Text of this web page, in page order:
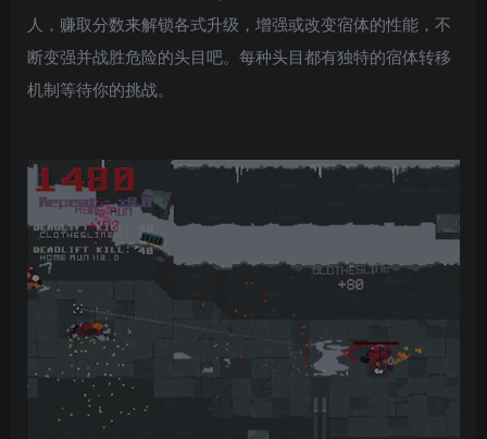
人，赚取分数来解锁各式升级，增强或改变宿体的性能，不
断变强并战胜危险的头目吧。每种头目都有独特的宿体转移
机制等待你的挑战。